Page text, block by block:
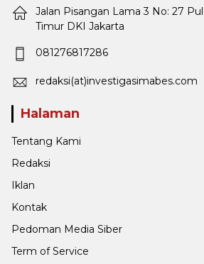
Jalan Pisangan Lama 3 No: 27
Timur DKI Jakarta
081276817286
redaksi(at)investigasimabes.com
Halaman
Tentang Kami
Redaksi
Iklan
Kontak
Pedoman Media Siber
Term of Service